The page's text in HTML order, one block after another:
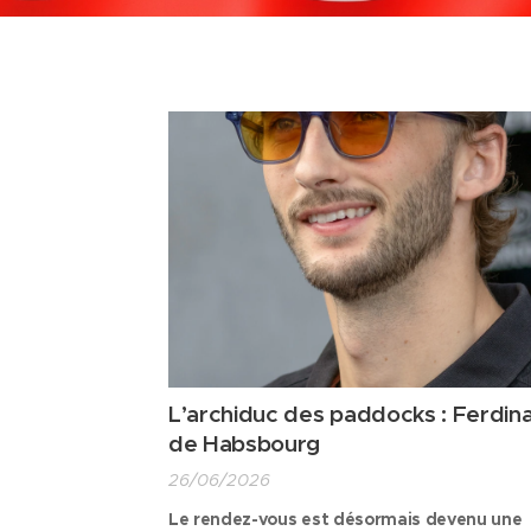
L’archiduc des paddocks :
de Habsbourg
26/06/2026
Le rendez-vous est désormais devenu une